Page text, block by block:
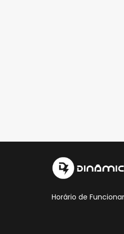
Horário de